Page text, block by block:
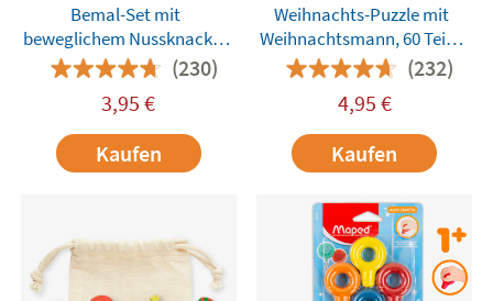
Bemal-Set mit
beweglichem Nussknacker
aus Holz, 6 Farben und
(230)
3,95 €
Kaufen
Weihnachts-Puzzle mit
Weihnachtsmann, 60 Teile,
in Metallbox(232)
4,95 €
Kaufen